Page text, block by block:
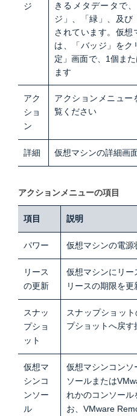
ジ
きるメタデータで
ジ」、「緑」、及び
されています。仮想
は、「バッジ」をク
定」画面で、1個ま
ます
アク
ショ
ン
アクションメニュー
覧ください
詳細 仮想マシンの詳細画
アクションメニューの項目
項目 説明
パワー 仮想マシンの電源
リース
の更新
仮想マシンにリー
リースの期限を更
スナッ
プショ
ット
スナップショッ
プショットへ戻す
仮想マ
シンコ
ンソー
ル
仮想マシンコンソ
ソールまたは
れかのコンソール
お、VMware